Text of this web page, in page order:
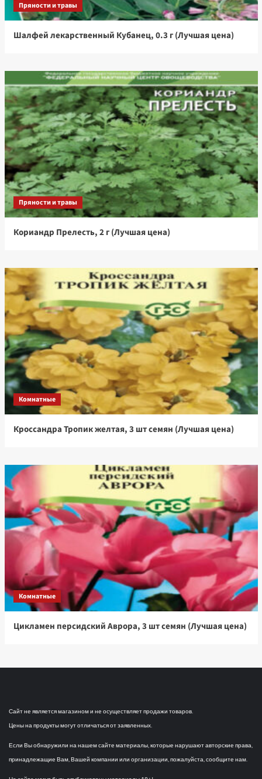
Пряности и травы
Шалфей лекарственный Кубанец, 0.3 г (Лучшая цена)
Пряности и травы
Кориандр Прелесть, 2 г (Лучшая цена)
Комнатные
Кроссандра Тропик желтая, 3 шт семян (Лучшая цена)
Комнатные
Цикламен персидский Аврора, 3 шт семян (Лучшая цена)
Сайт не является магазином и не осуществляет продажи товаров.
Цены на продукты могут отличаться от заявленных.
Если Вы обнаружили на нашем сайте материалы, которые нарушают авторские права,
принадлежащие Вам, Вашей компании или организации, пожалуйста, сообщите нам.